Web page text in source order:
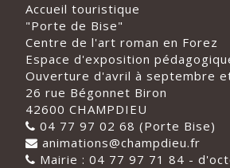
Accueil touristique
"Porte de Bise"
Centre de l'art roman en Forez
Espace d'exposition
Ouverture d'avril à septembre
26 rue Bégonnet Biron
42600 CHAMPDIEU
04 77 97 02 68 (Porte Bise)
animations@champdieu.fr
Mairie : 04 77 97 71 84 -